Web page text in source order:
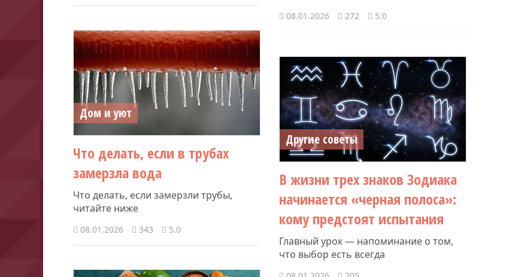
08.01.2026 272 5.0
Дом и уют
Что делать, если в трубах
замерзла вода
Что делать, если замерзли трубы,
читайте ниже
08.01.2026 343 5.0
Другие советы
В жизни трех знаков Зодиака
начинается «черная полоса»:
кому предстоят испытания
Главный урок — напоминание о том,
что выбор есть всегда